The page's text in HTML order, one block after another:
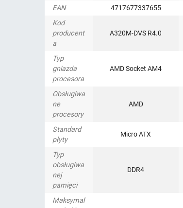
EAN
4717677337655
Kod
producent
a
A320M-DVS R4.0
Typ
gniazda
procesora
AMD Socket AM4
Obsługiwa
ne
procesory
AMD
Standard
płyty
Micro ATX
Typ
obsługiwa
nej
pamięci
DDR4
Maksymal